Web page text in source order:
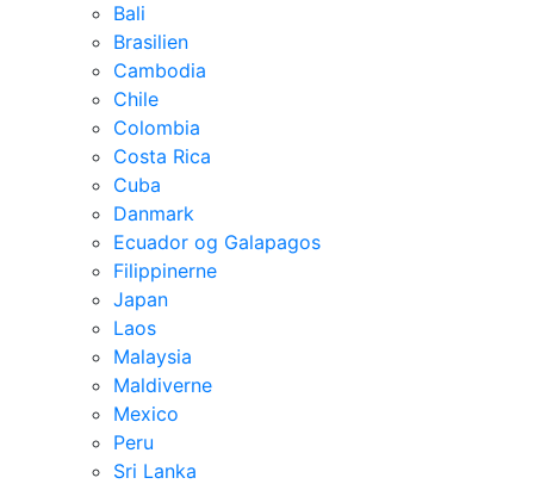
Bali
Brasilien
Cambodia
Chile
Colombia
Costa Rica
Cuba
Danmark
Ecuador og Galapagos
Filippinerne
Japan
Laos
Malaysia
Maldiverne
Mexico
Peru
Sri Lanka